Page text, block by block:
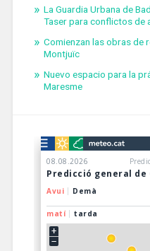
La Guardia Urbana de
Taser para conflictos de
Comienzan las obras de
Montjuïc
Nuevo espacio para la
Maresme